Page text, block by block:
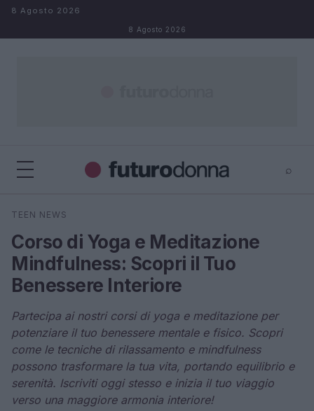
Salta al contenuto
8 Agosto 2026
8 Agosto 2026
⌕
Cerca
TEEN NEWS
Corso di Yoga e Meditazione
Mindfulness: Scopri il Tuo
Benessere Interiore
Partecipa ai nostri corsi di yoga e meditazione per
potenziare il tuo benessere mentale e fisico. Scopri
come le tecniche di rilassamento e mindfulness
possono trasformare la tua vita, portando equilibrio e
serenità. Iscriviti oggi stesso e inizia il tuo viaggio
verso una maggiore armonia interiore!